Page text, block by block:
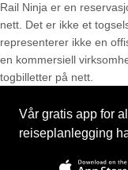
Rail Ninja er en
nett. Det er ikke et
representerer ikke en
en kommersiell
togbilletter på nett.
Vår gratis app for
reiseplanlegging